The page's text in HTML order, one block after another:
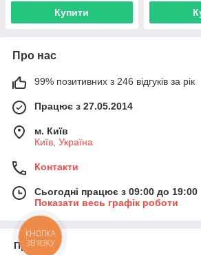
Купити
Про нас
99% позитивних з 246 відгуків за рік
Працює з 27.05.2014
м. Київ
Київ, Україна
Контакти
Сьогодні працює з 09:00 до 19:00
Показати весь графік роботи
Про нас
КНОПКА
ЗВ'ЯЗКУ